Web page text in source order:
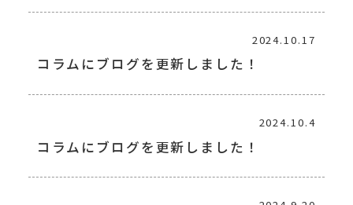
2024.10.17
コラムにブログを更新しました！
2024.10.4
コラムにブログを更新しました！